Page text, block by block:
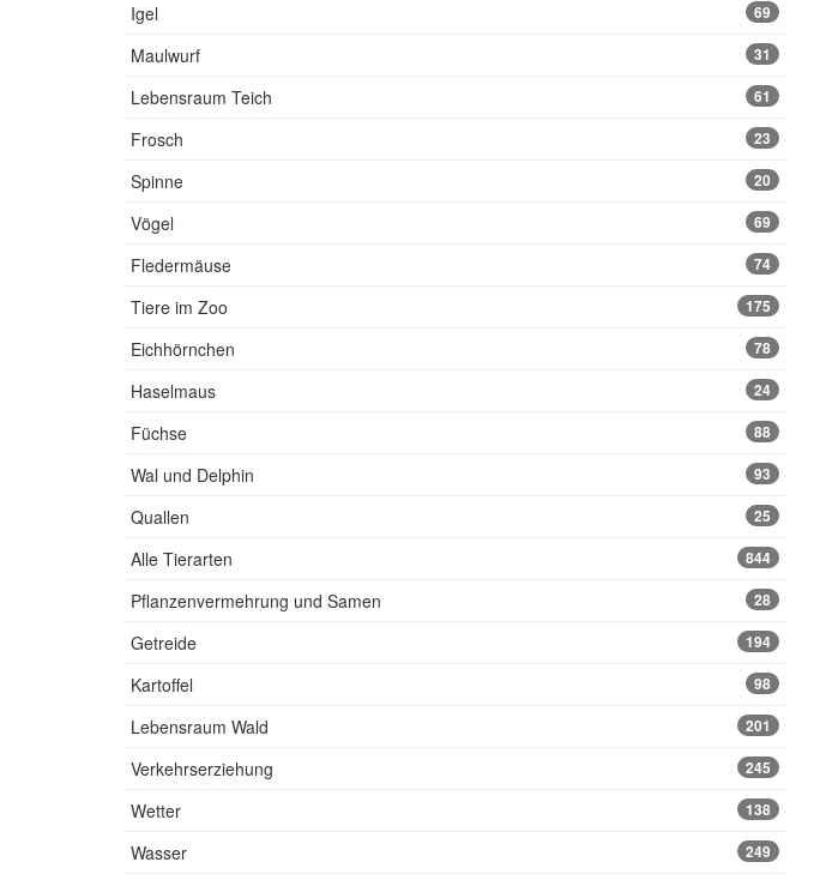
Igel 69
Maulwurf 31
Lebensraum Teich 61
Frosch 23
Spinne 20
Vögel 69
Fledermäuse 74
Tiere im Zoo 175
Eichhörnchen 78
Haselmaus 24
Füchse 88
Wal und Delphin 93
Quallen 25
Alle Tierarten 844
Pflanzenvermehrung und Samen 28
Getreide 194
Kartoffel 98
Lebensraum Wald 201
Verkehrserziehung 245
Wetter 138
Wasser 249